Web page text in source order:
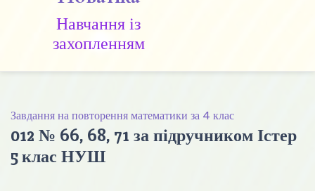
Навчання із
захопленням
Завдання на повторення математики за 4 клас
012 № 66, 68, 71 за підручником Істер
5 клас НУШ